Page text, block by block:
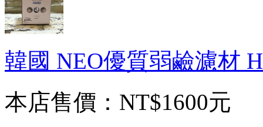
韓國 NEO優質弱鹼濾材
本店售價： NT$1600元